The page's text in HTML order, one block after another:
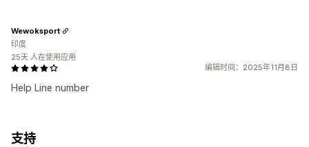
编辑时间：2025年11月8日
Help Line number
Wewoksport
印度
25天 人在使用应用
支持